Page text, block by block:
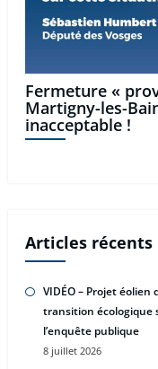
Fermeture «
Martigny-les-
inacceptable !
Articles récents
VIDÉO – Projet éolien
transition écologique
l’enquête publique
8 juillet 2026